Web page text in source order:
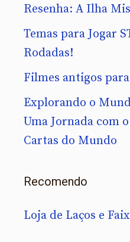
Resenha: A Ilha
Temas para Jogar
Rodadas!
Filmes antigos
Explorando o
Uma Jornada com
Cartas do Mundo
Recomendo
Loja de Laços e